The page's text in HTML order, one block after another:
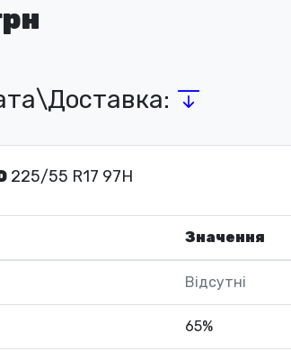
225/55 R17 97H
Значення
Відсутні
65%